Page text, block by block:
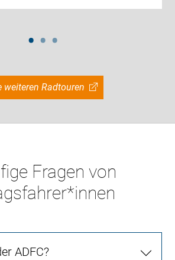
weiteren Radtouren
Fragen von
ADFC?